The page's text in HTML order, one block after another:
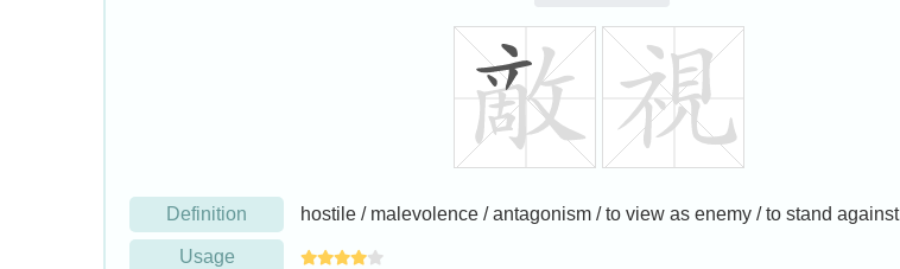
Definition hostile / malevolence / antagonism / to view as enemy / to stand against
Usage